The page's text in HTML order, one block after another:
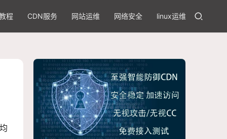
程 CDN服务 网站运维 网络安全 linux运维